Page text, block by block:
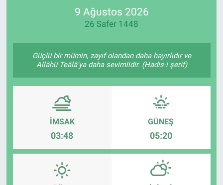
9 Ağustos 2026
26 Safer 1448
Güçlü bir mümin, zayıf olandan daha hayırlıdır ve
Allâhü Teâlâ'ya daha sevimlidir. (Hadis-i şerif)
İMSAK
03:48
GÜNEŞ
05:20
SPOR
ASAYİŞ